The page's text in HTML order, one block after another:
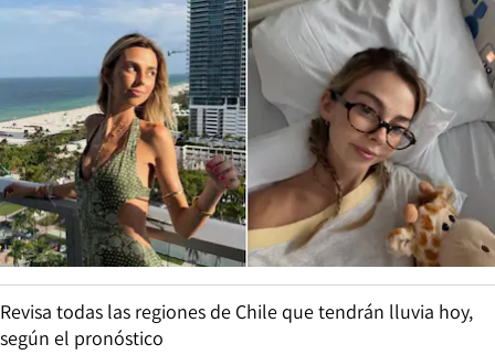
Revisa todas las regiones de Chile que tendrán lluvia hoy,
según el pronóstico